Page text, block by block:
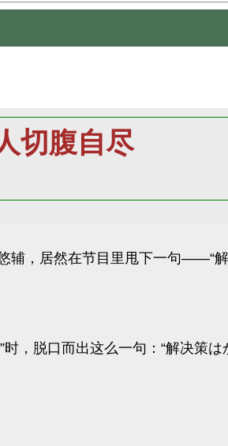
切腹自尽
辅，居然在节目里甩下一句——“
，脱口而出这么一句：“解决策